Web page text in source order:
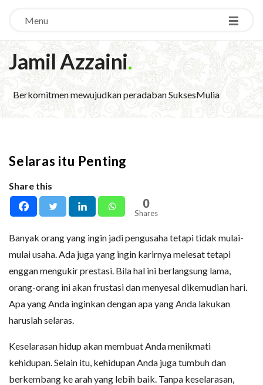
Menu
Jamil Azzaini.
Berkomitmen mewujudkan peradaban SuksesMulia
Selaras itu Penting
Share this
0
Shares
Banyak orang yang ingin jadi pengusaha tetapi tidak mulai-
mulai usaha. Ada juga yang ingin karirnya melesat tetapi
enggan mengukir prestasi. Bila hal ini berlangsung lama,
orang-orang ini akan frustasi dan menyesal dikemudian hari.
Apa yang Anda inginkan dengan apa yang Anda lakukan
haruslah selaras.
Keselarasan hidup akan membuat Anda menikmati
kehidupan. Selain itu, kehidupan Anda juga tumbuh dan
berkembang ke arah yang lebih baik. Tanpa keselarasan,